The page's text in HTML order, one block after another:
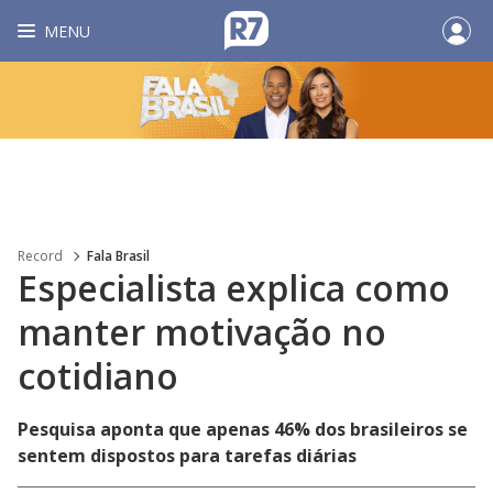
MENU
Record Fala Brasil
Especialista explica como
manter motivação no
cotidiano
Pesquisa aponta que apenas 46% dos brasileiros se
sentem dispostos para tarefas diárias